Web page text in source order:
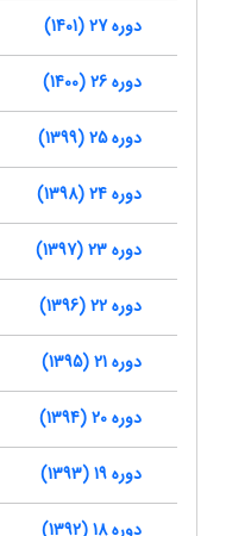
دوره 27 (1401)
دوره 26 (1400)
دوره 25 (1399)
دوره 24 (1398)
دوره 23 (1397)
دوره 22 (1396)
دوره 21 (1395)
دوره 20 (1394)
دوره 19 (1393)
دوره 18 (1392)